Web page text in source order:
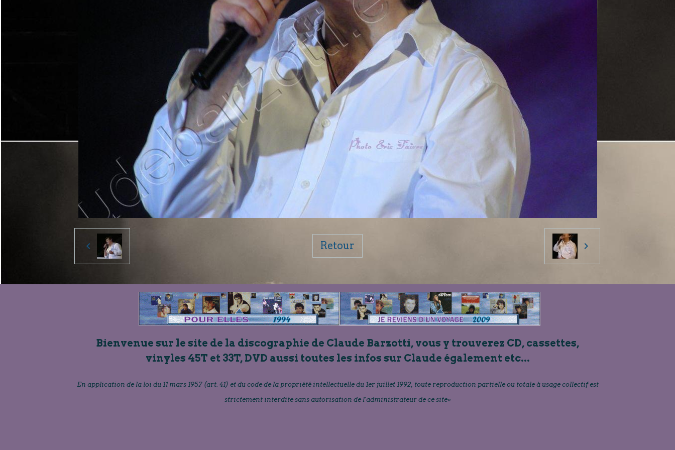
Retour
Bienvenue sur le site de la discographie de Claude Barzotti, vous y trouverez CD, cassettes,
vinyles 45T et 33T, DVD aussi toutes les infos sur Claude également etc...
En application de la loi du 11 mars 1957 (art. 41) et du code de la propriété intellectuelle du 1er juillet 1992, toute reproduction partielle ou totale à usage collectif est
strictement interdite sans autorisation de l'administrateur de ce site»